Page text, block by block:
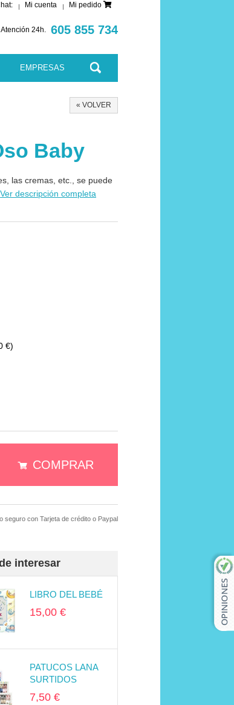
Mi cuenta Mi pedido
Atención 24h. 605 855 734
EMPRESAS
« VOLVER
Baby
las cremas, etc., se puede
Ver descripción completa
€)
COMPRAR
seguro con Tarjeta de crédito o Paypal
interesar
LIBRO DEL BEBÉ
15,00 €
PATUCOS LANA
SURTIDOS
7,50 €